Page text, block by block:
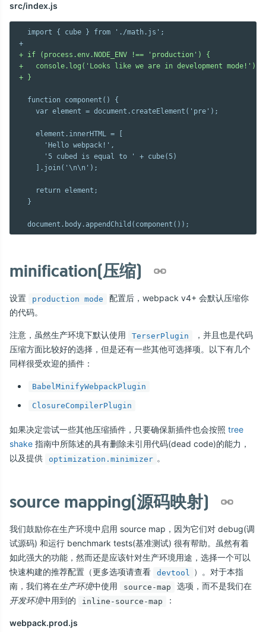
src/index.js
  import { cube } from './math.js';
+ if (process.env.NODE_ENV !== 'production') {
+   console.log('Looks like we are in development mode!');
+ }
  function component() {
    var element = document.createElement('pre');
    element.innerHTML = [
      'Hello webpack!',
      '5 cubed is equal to ' + cube(5)
    ].join('\n\n');
    return element;
  }
minification(压缩)
设置 production mode
配置后，webpack v4+ 会默认压缩你
的代码。
注意，虽然生产环境下默认使用 TerserPlugin
，并且也是代码
压缩方面比较好的选择，但是还有一些其他可选择项。以下有几个
同样很受欢迎的插件：
BabelMinifyWebpackPlugin
ClosureCompilerPlugin
如果决定尝试一些其他压缩插件，只要确保新插件也会按照 tree
shake 指南中所陈述的具有删除未引用代码(dead code)的能力，
以及提供
optimization.minimizer 。
source mapping(源码映射)
我们鼓励你在生产环境中启用 source map，因为它们对 debug(调
试源码) 和运行 benchmark tests(基准测试) 很有帮助。虽然有着
如此强大的功能，然而还是应该针对生产环境用途，选择一个可以
快速构建的推荐配置（更多选项请查看
devtool
）。对于本指
南，我们将在生产环境中使用 source-map
选项，而不是我们在
开发环境中用到的 inline-source-map ：
webpack.prod.js